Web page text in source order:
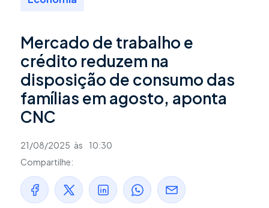
Mercado de trabalho e
crédito reduzem na
disposição de consumo das
famílias em agosto, aponta
CNC
21/08/2025 às
10:30
Compartilhe: